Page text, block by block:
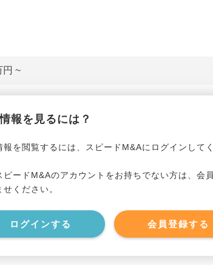
円 ~
報を見るには？
報を閲覧するには、スピードM&Aにログインして
ピードM&Aのアカウントをお持ちでない方は、会
せください。
ログインする 会員登録する
事業資産
事業負債